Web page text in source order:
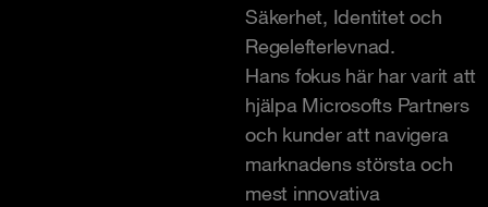
Säkerhet, Identitet och
Regelefterlevnad.
Hans fokus här har varit att
hjälpa Microsofts Partners
och kunder att navigera
marknadens största och
mest innovativa